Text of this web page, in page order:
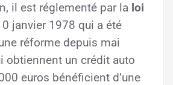
il est réglementé par la loi
janvier 1978 qui a été
réforme depuis mai
obtiennent un crédit auto
euros bénéficient d’une